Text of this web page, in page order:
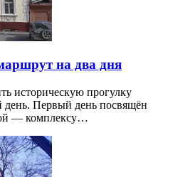
на два дня
историческую прогулку
Первый день посвящён
— комплексу…